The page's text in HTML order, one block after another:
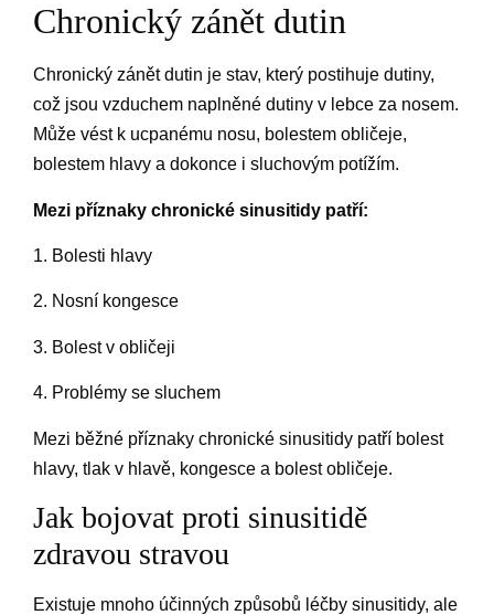
Chronický zánět dutin
Chronický zánět dutin je stav, který postihuje dutiny,
což jsou vzduchem naplněné dutiny v lebce za nosem.
Může vést k ucpanému nosu, bolestem obličeje,
bolestem hlavy a dokonce i sluchovým potížím.
Mezi příznaky chronické sinusitidy patří:
1. Bolesti hlavy
2. Nosní kongesce
3. Bolest v obličeji
4. Problémy se sluchem
Mezi běžné příznaky chronické sinusitidy patří bolest
hlavy, tlak v hlavě, kongesce a bolest obličeje.
Jak bojovat proti sinusitidě
zdravou stravou
Existuje mnoho účinných způsobů léčby sinusitidy, ale